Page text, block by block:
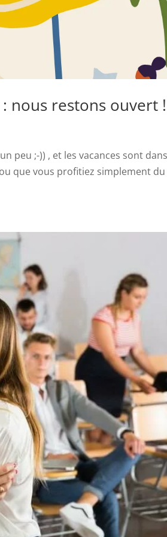
: nous restons ouvert !
peu ;-)) , et les vacances sont
que vous profitiez simplement du